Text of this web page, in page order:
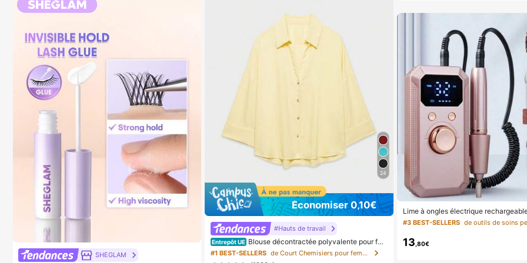
SHEGLAM
24
Économiser 0,10€
#Hauts de travail
Entrepôt UE Blouse décontractée polyvalente pour fe
mmes YROOE, minimaliste/décontractée-chic/quotidi
enne/élégante, chemise légère à col ample et manch
#1 BEST-SELLERS
de Court Chemisiers pour femmes
Lime à ongles électrique
ponceuse professionnelle portable
et polissage avec 11 bandes de
sans fil, outil haute vitesse adapté au
son, excellent cadeau pour les
#3 BEST-SELLERS
13 ,80€